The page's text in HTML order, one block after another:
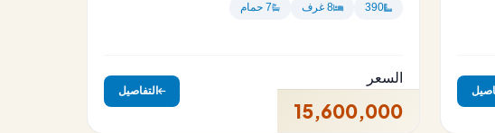
390 8 غرف 7 حمام
السعر
15,600,000
التفاصيل